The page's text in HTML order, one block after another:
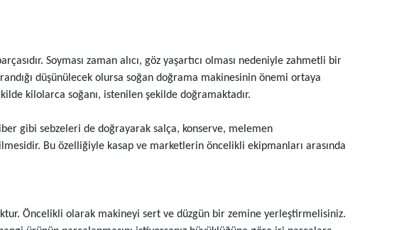
Soyması zaman alıcı, göz yaşartıcı olması nedeniyle zahmetli bir
düşünülecek olursa soğan doğrama makinesinin önemi ortaya
kilolarca soğanı, istenilen şekilde doğramaktadır.
gibi sebzeleri de doğrayarak salça, konserve, melemen
Bu özelliğiyle kasap ve marketlerin öncelikli ekipmanları arasında
Öncelikli olarak makineyi sert ve düzgün bir zemine yerleştirmelisiniz.